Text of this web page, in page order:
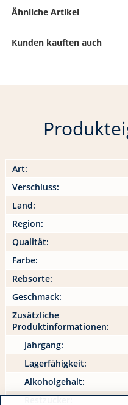
Ähnliche Artikel
Kunden kauften auch
Art:
Verschluss:
Land:
Region:
Qualität:
Farbe:
Rebsorte:
Geschmack:
Zusätzliche
Produktinformationen:
Jahrgang:
Lagerfähigkeit:
Alkoholgehalt: